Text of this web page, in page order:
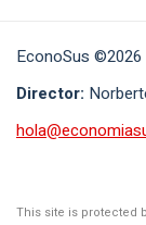
EconoSus ©2026
Director:
This site is protected